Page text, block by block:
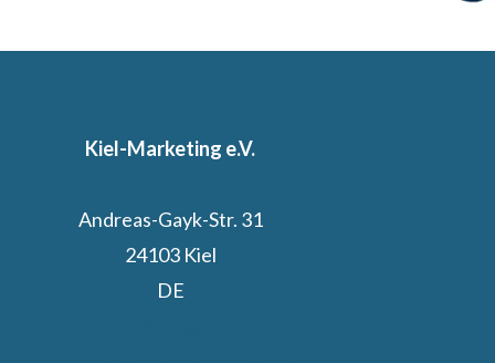
Kiel-Marketing e.V.
Andreas-Gayk-Str. 31
24103 Kiel
DE